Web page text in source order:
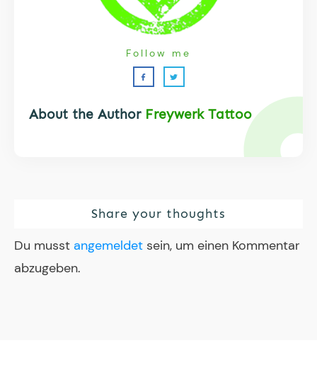
About the Author Freywerk Tattoo
Follow me
Share your thoughts
Du musst angemeldet sein, um einen Kommentar
abzugeben.